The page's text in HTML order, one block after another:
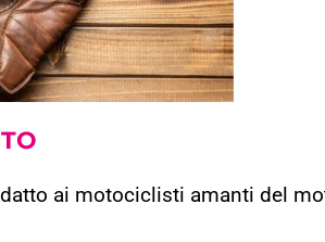
ai motociclisti amanti del